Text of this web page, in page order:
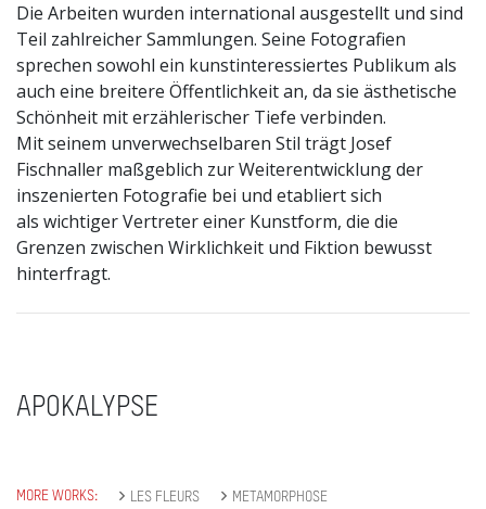
Die Arbeiten wurden international ausgestellt und sind
Teil zahlreicher Sammlungen. Seine Fotografien
sprechen sowohl ein kunstinteressiertes Publikum als
auch eine breitere Öffentlichkeit an, da sie ästhetische
Schönheit mit erzählerischer Tiefe verbinden.
Mit seinem unverwechselbaren Stil trägt Josef
Fischnaller maßgeblich zur Weiterentwicklung der
inszenierten Fotografie bei und etabliert sich
als wichtiger Vertreter einer Kunstform, die die
Grenzen zwischen Wirklichkeit und Fiktion bewusst
hinterfragt.
APOKALYPSE
MORE WORKS: LES FLEURS METAMORPHOSE